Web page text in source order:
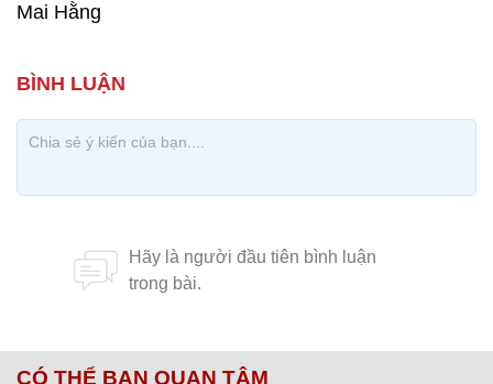
Mai Hằng
CÓ THỂ BẠN QUAN TÂM